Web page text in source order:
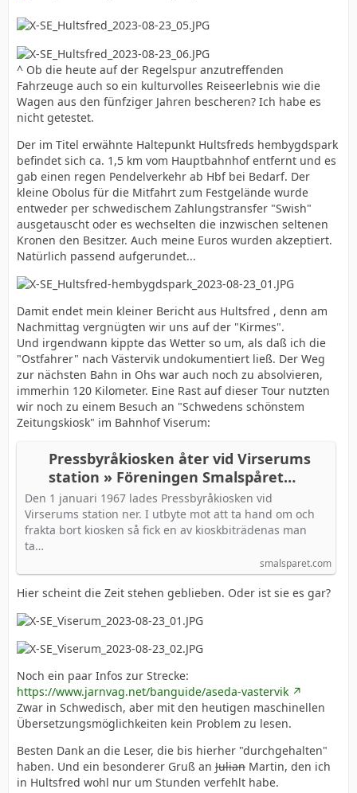
^ Ob die heute auf der Regelspur anzutreffenden
Fahrzeuge auch so ein kulturvolles Reiseerlebnis wie die
Wagen aus den fünfziger Jahren bescheren? Ich habe es
nicht getestet.
Der im Titel erwähnte Haltepunkt Hultsfreds hembygdspark
befindet sich ca. 1,5 km vom Hauptbahnhof entfernt und es
gab einen regen Pendelverkehr ab Hbf bei Bedarf. Der
kleine Obolus für die Mitfahrt zum Festgelände wurde
entweder per schwedischem Zahlungstransfer "Swish"
ausgetauscht oder es wechselten die inzwischen seltenen
Kronen den Besitzer. Auch meine Euros wurden akzeptiert.
Natürlich passend aufgerundet...
Damit endet mein kleiner Bericht aus Hultsfred , denn am
Nachmittag vergnügten wir uns auf der "Kirmes".
Und irgendwann kippte das Wetter so um, als daß ich die
"Ostfahrer" nach Västervik undokumentiert ließ. Der Weg
zur nächsten Bahn in Ohs war auch noch zu absolvieren,
immerhin 120 Kilometer. Eine Rast auf dieser Tour nutzten
wir noch zu einem Besuch an "Schwedens schönstem
Zeitungskiosk" im Bahnhof Viserum:
Pressbyråkiosken åter vid Virserums
station » Föreningen Smalspåret
Växjö-Västervik
Den 1 januari 1967 lades Pressbyråkiosken vid
Virserums station ner. I utbyte mot att ta hand om och
frakta bort kiosken så fick en av kioskbiträdenas man
ta…
smalsparet.com
Hier scheint die Zeit stehen geblieben. Oder ist sie es gar?
Noch ein paar Infos zur Strecke:
https://www.jarnvag.net/banguide/aseda-vastervik
Zwar in Schwedisch, aber mit den heutigen maschinellen
Übersetzungsmöglichkeiten kein Problem zu lesen.
Besten Dank an die Leser, die bis hierher "durchgehalten"
haben. Und ein besonderer Gruß an Julian Martin, den ich
in Hultsfred wohl nur um Stunden verfehlt habe.